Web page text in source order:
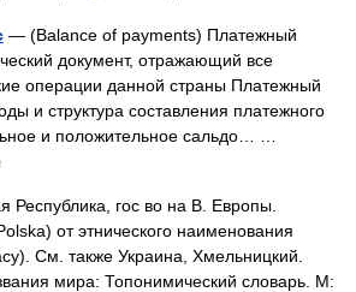
— (Balance of payments) Платежный
документ, отражающий все
операции данной страны Платежный
и структура составления платежного
и положительное сальдо… …
Республика, гос во на В. Европы.
от этнического наименования
См. также Украина, Хмельницкий.
мира: Топонимический словарь. М: